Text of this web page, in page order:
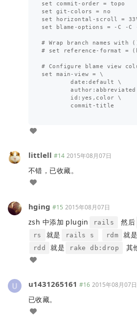
set commit-order = topo
set git-colors = no
set horizontal-scroll =
set blame-options = -C -
# Wrap branch names with
# set reference-format =
# Configure blame view
set main-view = \
        date:default \
author:abbreviated
        id:yes,color \
        commit-title
littlell #14 2015年08月07日
不错，已收藏。
hging #15 2015年08月07日
zsh 中添加 plugin rails 然后
rs
就是 rails s rdm 就是
rdd
就是 rake db:drop 其
u1431265161 #16 2015年08月07日
已收藏。